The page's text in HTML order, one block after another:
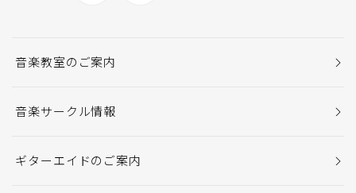
音楽教室のご案内
音楽サークル情報
ギターエイドのご案内